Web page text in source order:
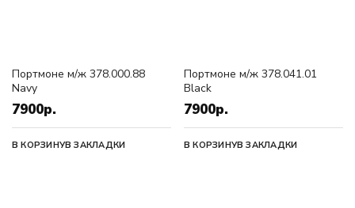
Портмоне м/ж 378.000.88
Navy
7900р.
В КОРЗИНУВ ЗАКЛАДКИ
Портмоне м/ж 378.041.01
Black
7900р.
В КОРЗИНУВ ЗАКЛАДКИ